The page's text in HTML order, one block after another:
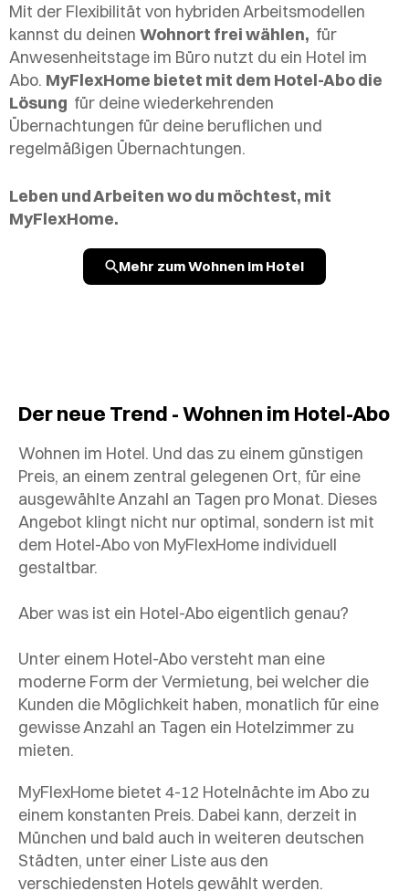
Mit der Flexibilität von hybriden Arbeitsmodellen
kannst du deinen Wohnort frei wählen, für
Anwesenheitstage im Büro nutzt du ein Hotel im
Abo. MyFlexHome bietet mit dem Hotel-Abo die
Lösung für deine wiederkehrenden
Übernachtungen für deine beruflichen und
regelmäßigen Übernachtungen.
Leben und Arbeiten wo du möchtest, mit
MyFlexHome.
Mehr zum Wohnen im Hotel
Der neue Trend - Wohnen im Hotel-Abo
Wohnen im Hotel. Und das zu einem günstigen
Preis, an einem zentral gelegenen Ort, für eine
ausgewählte Anzahl an Tagen pro Monat. Dieses
Angebot klingt nicht nur optimal, sondern ist mit
dem Hotel-Abo von MyFlexHome individuell
gestaltbar.
Aber was ist ein Hotel-Abo eigentlich genau?
Unter einem Hotel-Abo versteht man eine
moderne Form der Vermietung, bei welcher die
Kunden die Möglichkeit haben, monatlich für eine
gewisse Anzahl an Tagen ein Hotelzimmer zu
mieten.
MyFlexHome bietet 4-12 Hotelnächte im Abo zu
einem konstanten Preis. Dabei kann, derzeit in
München und bald auch in weiteren deutschen
Städten, unter einer Liste aus den
verschiedensten Hotels gewählt werden.